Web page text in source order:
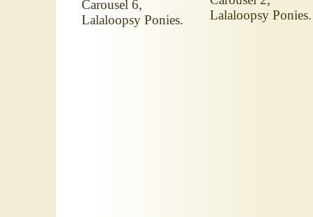
Carousel 6,
Lalaloopsy Ponies.
Lalaloopsy Ponies.